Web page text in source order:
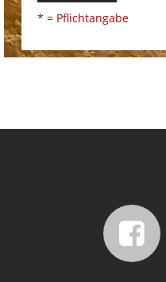
* = Pflichtangabe